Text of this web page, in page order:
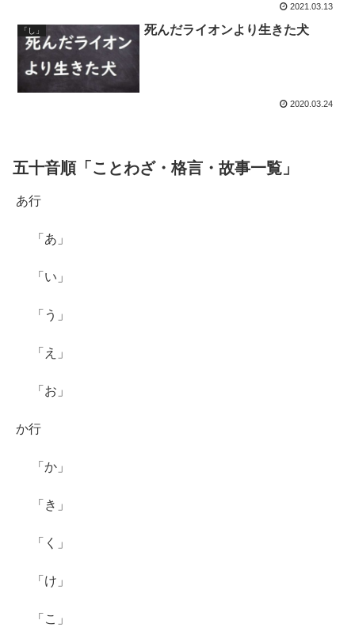
2021.03.13
「し」 死んだライオンより生きた犬
2020.03.24
五十音順「ことわざ・格言・故事一覧」
あ行
「あ」
「い」
「う」
「え」
「お」
か行
「か」
「き」
「く」
「け」
「こ」